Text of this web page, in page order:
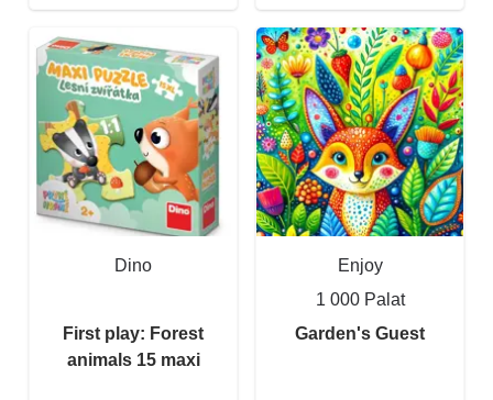
Dino
First play: Forest
animals 15 maxi
Enjoy
1 000 Palat
Garden's Guest